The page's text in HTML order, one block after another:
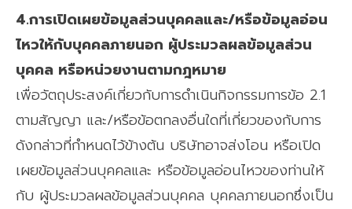
4.การเปิดเผยข้อมูลส่วนบุคคลและ/หรือข้อมูลอ่อน
ไหวให้กับบุคคลภายนอก ผู้ประมวลผลข้อมูลส่วน
บุคคล หรือหน่วยงานตามกฎหมาย
เพื่อวัตถุประสงค์เกี่ยวกับการดำเนินกิจกรรมการข้อ 2.1
ตามสัญญา และ/หรือข้อตกลงอื่นใดที่เกี่ยวของกับการ
ดังกล่าวที่กำหนดไว้ข้างต้น บริษัทอาจส่งโอน หรือเปิด
เผยข้อมูลส่วนบุคคลและ หรือข้อมูลอ่อนไหวของท่านให้
กับ ผู้ประมวลผลข้อมูลส่วนบุคคล บุคคลภายนอกซึ่งเป็น